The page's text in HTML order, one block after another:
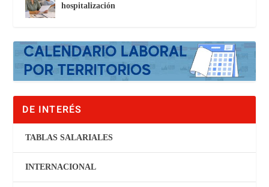
hospitalización
DE INTERÉS
TABLAS SALARIALES
INTERNACIONAL